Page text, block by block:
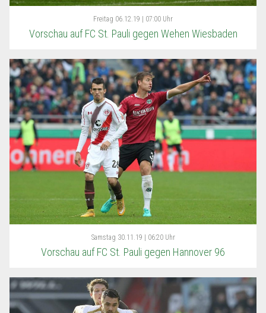
Freitag 06.12.19 | 07:00 Uhr
Vorschau auf FC St. Pauli gegen Wehen Wiesbaden
Samstag 30.11.19 | 06:20 Uhr
Vorschau auf FC St. Pauli gegen Hannover 96